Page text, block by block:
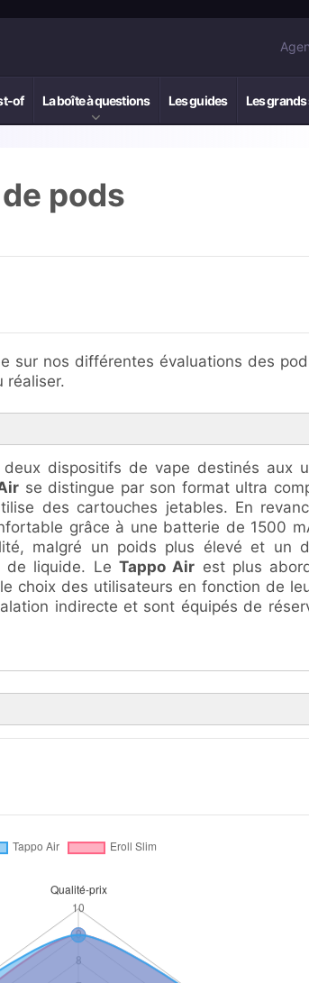
of La boîte à questions Les guides Les
pods
sur nos différentes évaluations des
réaliser.
deux dispositifs de vape destinés aux
se distingue par son format ultra
des cartouches jetables. En
grâce à une batterie de 1500
malgré un poids plus élevé et un
de liquide. Le Tappo Air est plus
choix des utilisateurs en fonction de
indirecte et sont équipés de